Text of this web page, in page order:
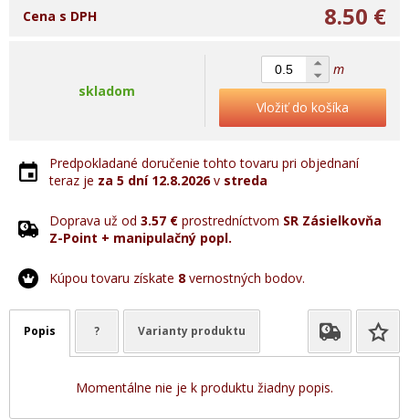
8.50 €
Cena s DPH
skladom
m
Vložiť do košíka
Predpokladané doručenie tohto tovaru pri objednaní
teraz je za 5 dní 12.8.2026v streda
Doprava už od 3.57 € prostredníctvom SR Zásielkovňa
Z-Point + manipulačný popl.
Kúpou tovaru získate 8 vernostných bodov.
Popis ? Varianty produktu
Momentálne nie je k produktu žiadny popis.